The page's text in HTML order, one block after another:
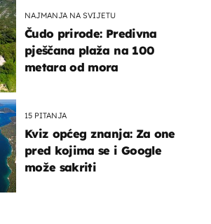
NAJMANJA NA SVIJETU
Čudo prirode: Predivna
pješčana plaža na 100
metara od mora
15 PITANJA
Kviz općeg znanja: Za one
pred kojima se i Google
može sakriti